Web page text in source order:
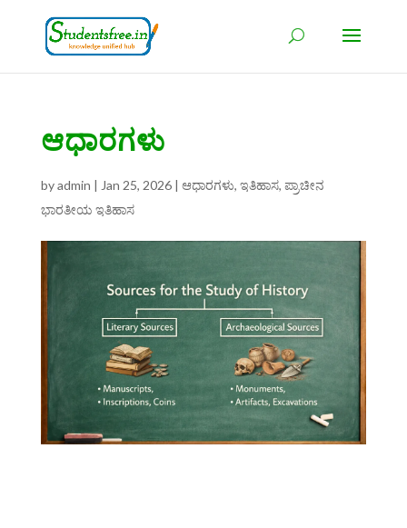
ಆಧಾರಗಳು
byadmin | Jan 25, 2026| ಆಧಾರಗಳು, ಇತಿಹಾಸ, ಪ್ರಾಚೀನ
ಭಾರತೀಯ ಇತಿಹಾಸ